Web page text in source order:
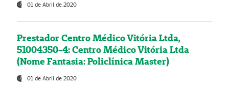
01 de Abril de 2020
Prestador Centro Médico Vitória Ltda,
51004350-4: Centro Médico Vitória Ltda
(Nome Fantasia: Policlínica Master)
01 de Abril de 2020